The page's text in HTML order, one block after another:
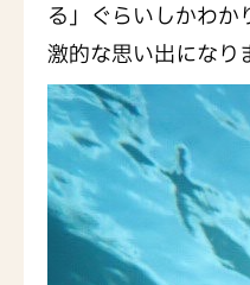
る」ぐらいしかわ
激的な思い出になり